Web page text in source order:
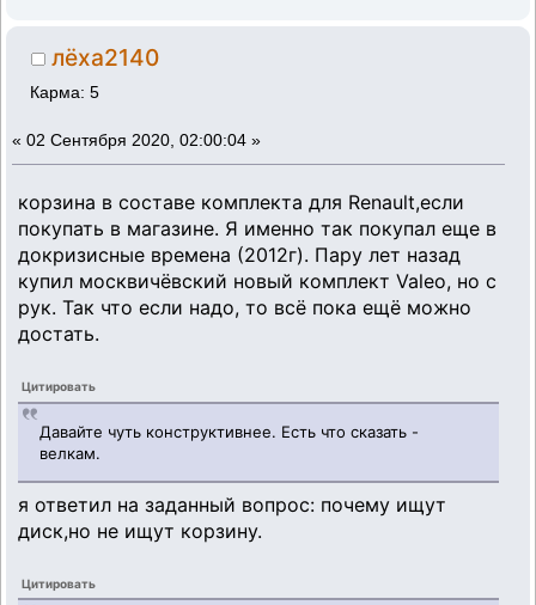
лёха2140
Карма: 5
« 02 Сентября 2020, 02:00:04 »
корзина в составе комплекта для Renault,если
покупать в магазине. Я именно так покупал еще в
докризисные времена (2012г). Пару лет назад
купил москвичёвский новый комплект Valeo, но с
рук. Так что если надо, то всё пока ещё можно
достать.
Цитировать
Давайте чуть конструктивнее. Есть что сказать -
велкам.
я ответил на заданный вопрос: почему ищут
диск,но не ищут корзину.
Цитировать